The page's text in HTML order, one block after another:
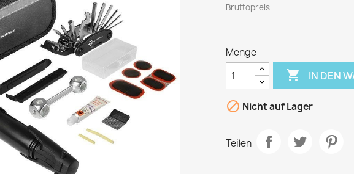
Bruttopreis
Menge
 IN DEN
 Nicht auf Lager
Teilen